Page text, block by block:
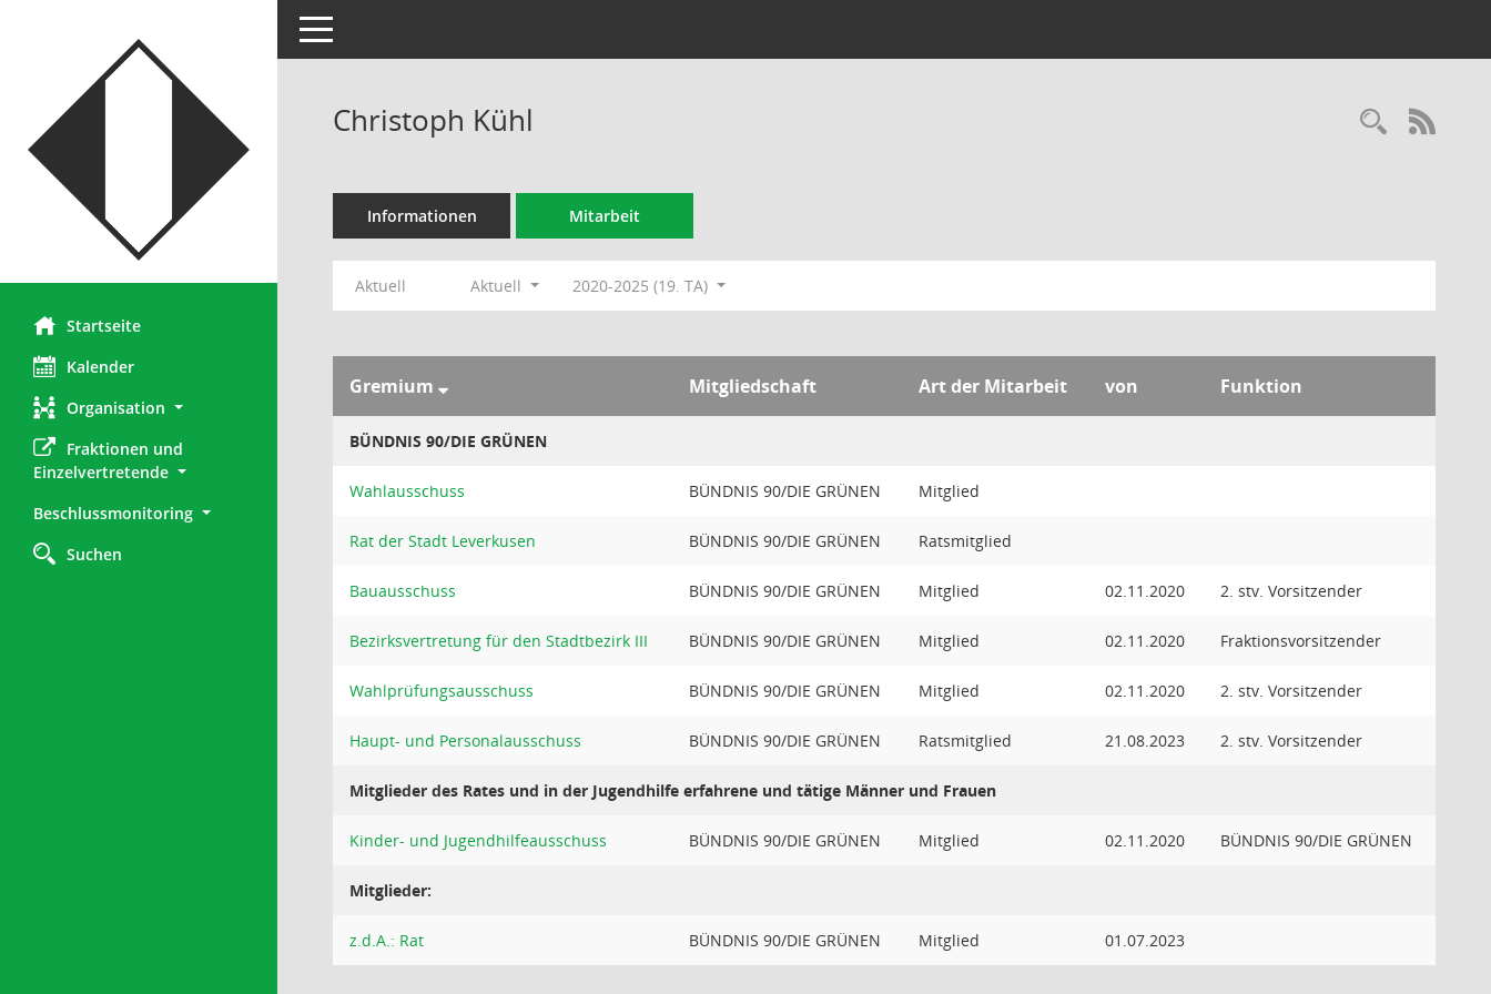
Startseite
Kalender
Organisation
Fraktionen und
Einzelvertretende
Beschlussmonitoring
Suchen
Toggle navigation
Christoph Kühl
Informationen Mitarbeit
Aktuell Aktuell 2020-2025 (19. TA)
Gremium Mitgliedschaft Art der Mitarbeit von Funktion
BÜNDNIS 90/DIE GRÜNEN
Wahlausschuss BÜNDNIS 90/DIE GRÜNEN Mitglied
Rat der Stadt Leverkusen BÜNDNIS 90/DIE GRÜNEN Ratsmitglied
Bauausschuss BÜNDNIS 90/DIE GRÜNEN Mitglied 02.11.2020 2. stv. Vorsitzender
Bezirksvertretung für den Stadtbezirk III BÜNDNIS 90/DIE GRÜNEN Mitglied 02.11.2020 Fraktionsvorsitzender
Wahlprüfungsausschuss BÜNDNIS 90/DIE GRÜNEN Mitglied 02.11.2020 2. stv. Vorsitzender
Haupt- und Personalausschuss BÜNDNIS 90/DIE GRÜNEN Ratsmitglied 21.08.2023 2. stv. Vorsitzender
Mitglieder des Rates und in der Jugendhilfe erfahrene und tätige Männer und Frauen
Kinder- und Jugendhilfeausschuss BÜNDNIS 90/DIE GRÜNEN Mitglied 02.11.2020 BÜNDNIS 90/DIE GRÜNEN
Mitglieder:
z.d.A.: Rat BÜNDNIS 90/DIE GRÜNEN Mitglied 01.07.2023